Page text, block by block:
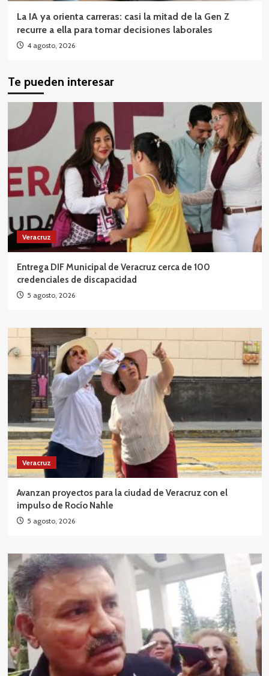
La IA ya orienta carreras: casi la mitad de la Gen Z
recurre a ella para tomar decisiones laborales
4 agosto, 2026
Te pueden interesar
Veracruz
Entrega DIF Municipal de Veracruz cerca de 100
credenciales de discapacidad
5 agosto, 2026
Veracruz
Avanzan proyectos para la ciudad de Veracruz con el
impulso de Rocío Nahle
5 agosto, 2026